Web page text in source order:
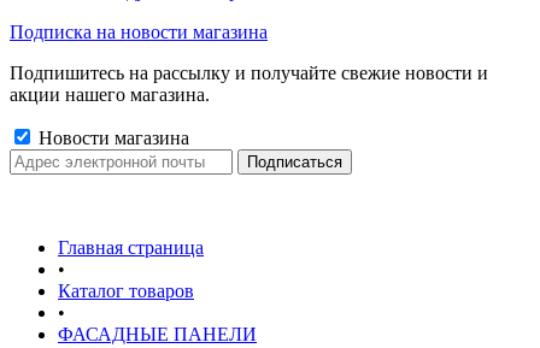
Подписка на новости магазина
Подпишитесь на рассылку и получайте свежие новости и
акции нашего магазина.
Новости магазина
Главная страница
•
Каталог товаров
•
ФАСАДНЫЕ ПАНЕЛИ